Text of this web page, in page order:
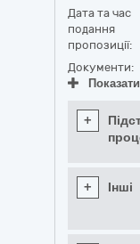
Дата та час
подання
пропозиції:
Документи:
+
+ Інші